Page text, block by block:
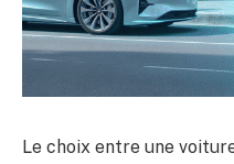
Le choix entre une